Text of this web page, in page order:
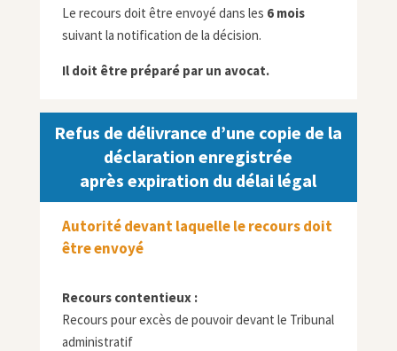
Le recours doit être envoyé dans les 6 mois
suivant la notification de la décision.
Il doit être préparé par un avocat.
Refus de délivrance d’une copie de la
déclaration enregistrée
après expiration du délai légal
Autorité devant laquelle le recours doit
être envoyé
Recours contentieux :
Recours pour excès de pouvoir devant le Tribunal
administratif